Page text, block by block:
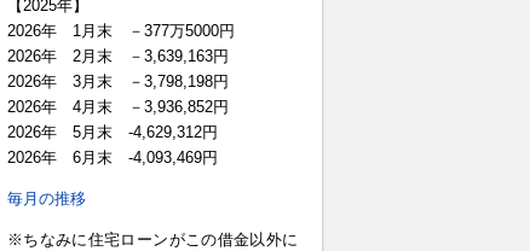
【2025年】
2026年 1月末 －377万5000円
2026年 2月末 －3,639,163円
2026年 3月末 －3,798,198円
2026年 4月末 －3,936,852円
2026年 5月末 -4,629,312円
2026年 6月末 -4,093,469円
毎月の推移
※ちなみに住宅ローンがこの借金以外に